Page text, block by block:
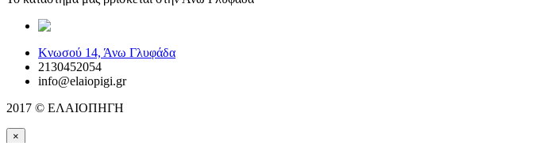
Κνωσού 14, Άνω Γλυφάδα
2130452054
info@elaiopigi.gr
2017 © ΕΛΑΙΟΠΗΓΗ
×